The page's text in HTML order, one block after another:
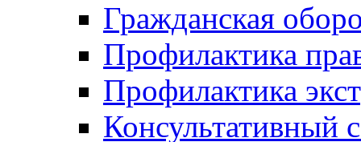
Гражданская
Профилактика
Профилактика
Консультативный